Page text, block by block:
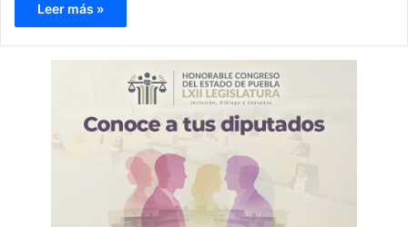
Leer más »